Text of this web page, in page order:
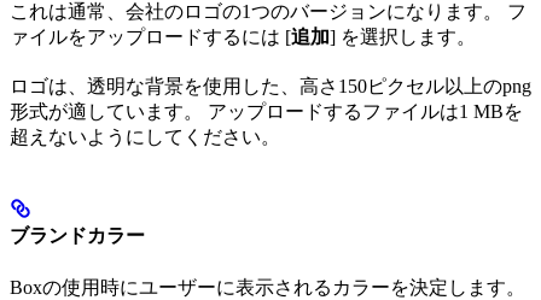
これは通常、会社のロゴの1つのバージョンになります。 フ
ァイルをアップロードするには [追加] を選択します。
ロゴは、透明な背景を使用した、高さ150ピクセル以上のpng
形式が適しています。 アップロードするファイルは1 MBを
超えないようにしてください。
ブランドカラー
Boxの使用時にユーザーに表示されるカラーを決定します。